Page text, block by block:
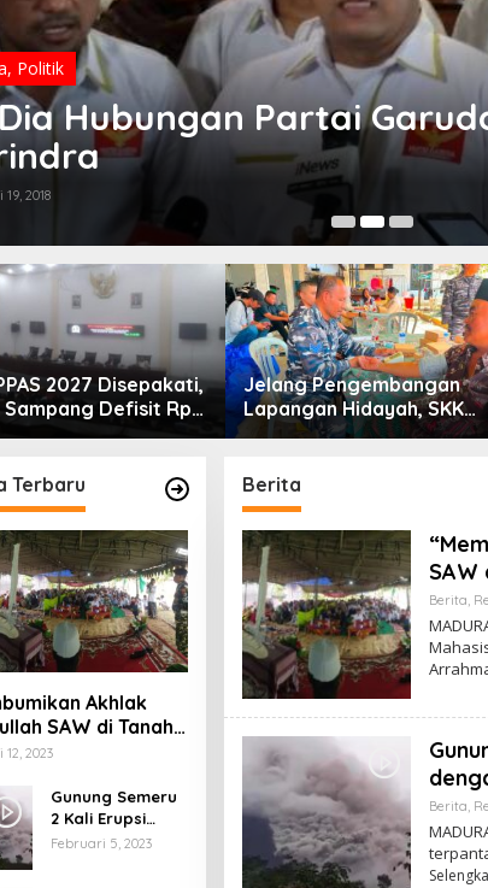
, Politik
Hubungan Partai
2018
2027 Disepakati,
Sampang Defisit Rp
Jelang Pengembangan
Lapangan Hidayah, SKK
Migas-PC North Madura II
Nelayan Sampang
Terbaru
Akhlak
SAW di Tanah
2023
Gunung Semeru
2 Kali Erupsi
dengan Tinggi
Februari 5, 2023
Berita
SAW
Berita,
Berita,